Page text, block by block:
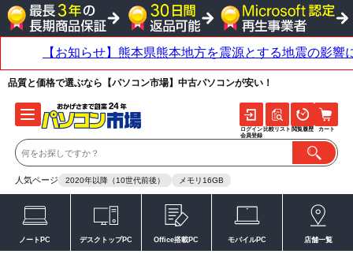
品質と価格で選ぶなら【パソコン市場】中古パソコンが安い！
人気ページ 2020年以降（10世代前後） メモリ16GB
ログイン
会員登録
比較リスト 閲覧履歴 カート
ノートPC デスクトップPC Office搭載PC モバイルPC 店舗一覧